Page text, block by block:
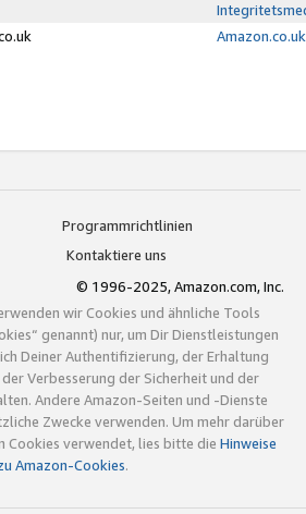
Programmrichtlinien
Kontaktiere uns
© 1996-2025, Amazon.com, Inc.
wir Cookies und ähnliche Tools
genannt) nur, um Dir Dienstleistungen
Deiner Authentifizierung, der Erhaltung
Verbesserung der Sicherheit und der
Andere Amazon-Seiten und -Dienste
Zwecke verwenden. Um mehr darüber
Cookies verwendet, lies bitte die Hinweise
Amazon-Cookies.